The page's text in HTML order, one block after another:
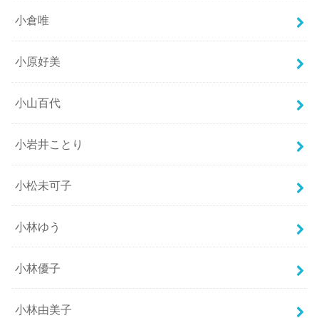
小倉唯
小原好美
小山百代
小岩井ことり
小松未可子
小林ゆう
小林優子
小林由美子